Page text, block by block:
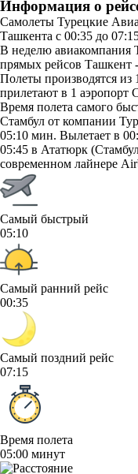
Информация о
Самолеты Турецкие
Ташкента с 00:35 до
В неделю авиакомпания
прямых рейсов Ташкент
Полеты производятся
прилетают в 1 аэропорт
Время полета самого
Стамбул от компании
05:10 мин. Вылетает в
05:45 в Ататюрк
современном лайнере
Самый быстрый
05:10
Самый ранний рейс
00:35
Самый поздний рейс
07:15
Время полета
05:00 минут